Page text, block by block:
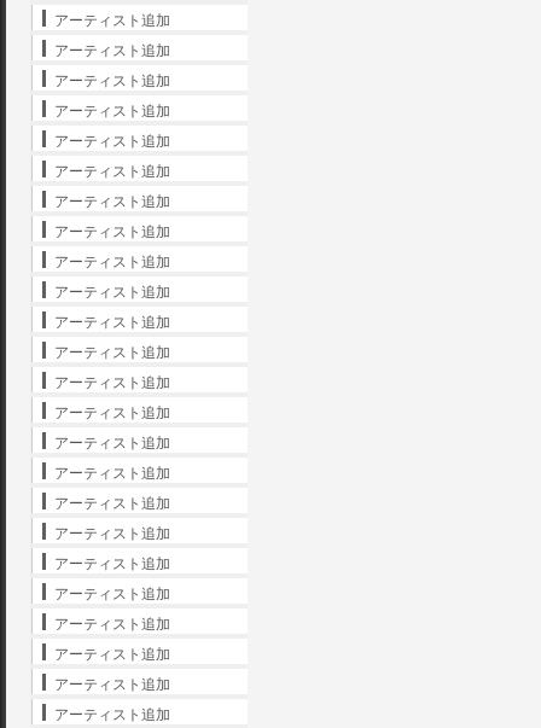
アーティスト追加
アーティスト追加
アーティスト追加
アーティスト追加
アーティスト追加
アーティスト追加
アーティスト追加
アーティスト追加
アーティスト追加
アーティスト追加
アーティスト追加
アーティスト追加
アーティスト追加
アーティスト追加
アーティスト追加
アーティスト追加
アーティスト追加
アーティスト追加
アーティスト追加
アーティスト追加
アーティスト追加
アーティスト追加
アーティスト追加
アーティスト追加